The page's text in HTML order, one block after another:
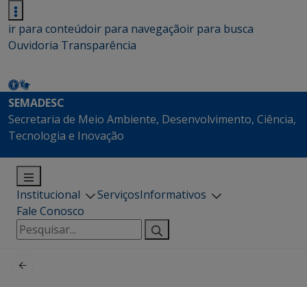
ir para conteúdoir para navegaçãoir para busca
Ouvidoria Transparência
SEMADESC
Secretaria de Meio Ambiente, Desenvolvimento, Ciência,
Tecnologia e Inovação
Institucional ServiçosInformativos
Fale Conosco
Pesquisar
por: